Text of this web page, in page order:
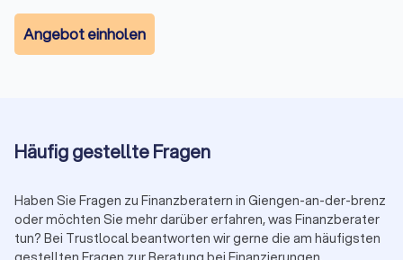
Besonderheiten und sich ändernde Vorgaben in der Branche
sind daher die maßgeblichen Aspekte, die Sie bei der Wahl
erleichtern Sie sich die Suche bei der Auswahl.
Wann lohnt sich ein Finanzberater?
Die Frage, ab wann sich die Dienste eines Finanzberaters
lohnen, hängt von verschiedenen individuellen Faktoren ab.
Angebot einholen
Häufig gestellte Fragen
Haben Sie Fragen zu Finanzberatern in Giengen-an-der-brenz
oder möchten Sie mehr darüber erfahren, was Finanzberater
tun? Bei Trustlocal beantworten wir gerne die am häufigsten